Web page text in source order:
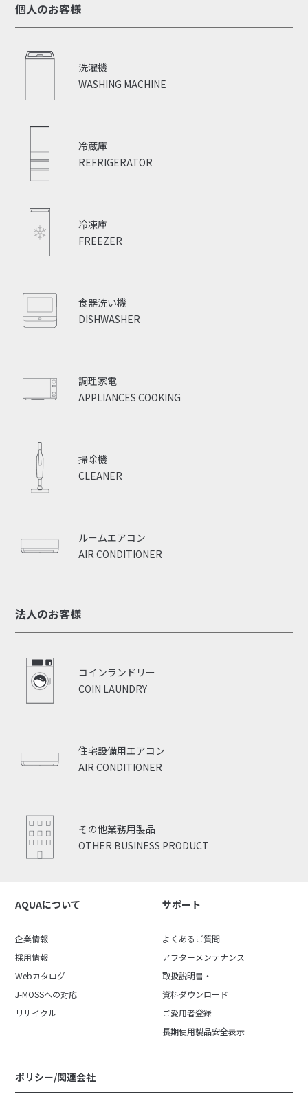
個人のお客様
WASHING MACHINE
洗濯機
REFRIGERATOR
冷蔵庫
FREEZER
冷凍庫
DISHWASHER
食器洗い機
APPLIANCES COOKING
調理家電
CLEANER
掃除機
AIR CONDITIONER
ルームエアコン
法人のお客様
COIN LAUNDRY
コインランドリー
AIR CONDITIONER
住宅設備用エアコン
OTHER BUSINESS PRODUCT
その他業務用製品
AQUAについて
企業情報
採用情報
Webカタログ
J-MOSSへの対応
リサイクル
サポート
よくあるご質問
アフターメンテナンス
取扱説明書・
資料ダウンロード
ご愛用者登録
長期使用製品安全表示
ポリシー/関連会社